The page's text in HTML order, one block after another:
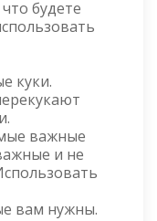
будете
куки.
важные
и не
вам нужны.